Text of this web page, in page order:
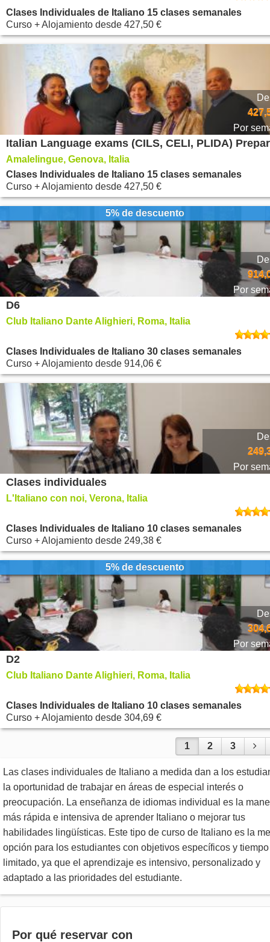
Clases Individuales de Italiano 15 clases semanales
Curso + Alojamiento desde 427,50 €
Por
Amalelingue, Genova, Italia
Clases Individuales de Italiano 15 clases semanales
Curso + Alojamiento desde 427,50 €
5% de descuento
Por
D6
Club Italiano Dante Alighieri, Roma, Italia
Clases Individuales de Italiano 30 clases semanales
Curso + Alojamiento desde 914,06 €
Por
Clases individuales
L'Italiano con noi, Verona, Italia
Clases Individuales de Italiano 10 clases semanales
Curso + Alojamiento desde 249,38 €
5% de descuento
Por
D2
Club Italiano Dante Alighieri, Roma, Italia
Clases Individuales de Italiano 10 clases semanales
Curso + Alojamiento desde 304,69 €
1 2 3
Las clases individuales de Italiano a medida dan a los
la oportunidad de trabajar en áreas de especial interés o
preocupación. La enseñanza de idiomas individual es la
más rápida e intensiva de aprender Italiano o mejorar tus
habilidades lingüísticas. Este tipo de curso de Italiano es la
opción para los estudiantes con objetivos específicos y tiempo
limitado, ya que el aprendizaje es intensivo, personalizado y
adaptado a las prioridades del estudiante.
Por qué reservar con